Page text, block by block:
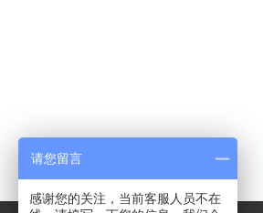
请您留言
感谢您的关注，当前客服人员不在